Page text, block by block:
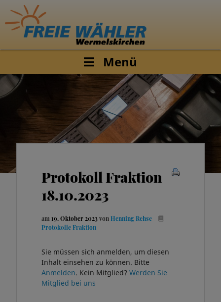
Menü
Protokoll Fraktion
18.10.2023
am 19. Oktober 2023von Henning Rehse
Protokolle Fraktion
Sie müssen sich anmelden, um diesen
Inhalt einsehen zu können. Bitte
Anmelden. Kein Mitglied? Werden Sie
Mitglied bei uns